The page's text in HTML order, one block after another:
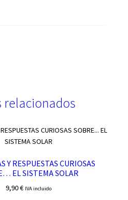
relacionados
Y RESPUESTAS CURIOSAS
EL SISTEMA SOLAR
9,90€ IVA incluido